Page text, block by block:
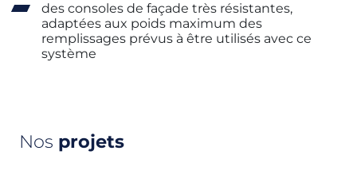
des consoles de façade très résistantes,
adaptées aux poids maximum des
remplissages prévus à être utilisés avec ce
système
Nos projets